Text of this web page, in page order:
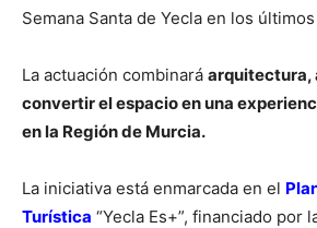
Semana Santa de Yecla en los
La actuación combinará arquitectura,
convertir el espacio en una
en la Región de Murcia.
La iniciativa está enmarcada en el
Turística “Yecla Es+”, financiado por